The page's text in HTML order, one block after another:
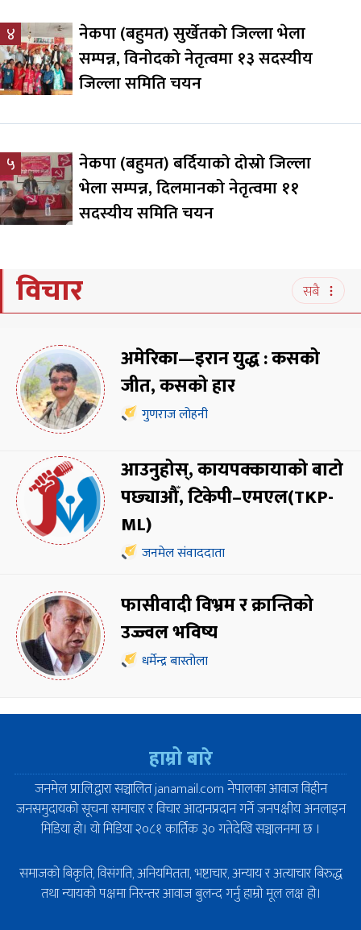
४
नेकपा (बहुमत) सुर्खेतको जिल्ला भेला
सम्पन्न, विनोदको नेतृत्वमा १३ सदस्यीय
जिल्ला समिति चयन
५
नेकपा (बहुमत) बर्दियाको दोस्रो जिल्ला
भेला सम्पन्न, दिलमानको नेतृत्वमा ११
सदस्यीय समिति चयन
विचार सबै
अमेरिका—इरान युद्ध : कसको
जीत, कसको हार
गुणराज लोहनी
आउनुहोस्, कायपक्कायाको बाटो
पछ्याऔँ, टिकेपी–एमएल(TKP-
ML)
जनमेल संवाददाता
फासीवादी विभ्रम र क्रान्तिको
उज्ज्वल भविष्य
धर्मेन्द्र बास्तोला
हाम्रो बारे
जनमेल प्रा.लि.द्वारा सञ्चालित janamail.com नेपालका आवाज विहीन
जनसमुदायको सूचना समाचार र विचार आदानप्रदान गर्ने जनपक्षीय अनलाइन
मिडिया हो। यो मिडिया २०८१ कार्तिक ३० गतेदेखि सञ्चालनमा छ ।
समाजको बिकृति, विसंगति, अनियमितता, भष्टाचार, अन्याय र अत्याचार बिरुद्ध
तथा न्यायको पक्षमा निरन्तर आवाज बुलन्द गर्नु हाम्रो मूल लक्ष हो।